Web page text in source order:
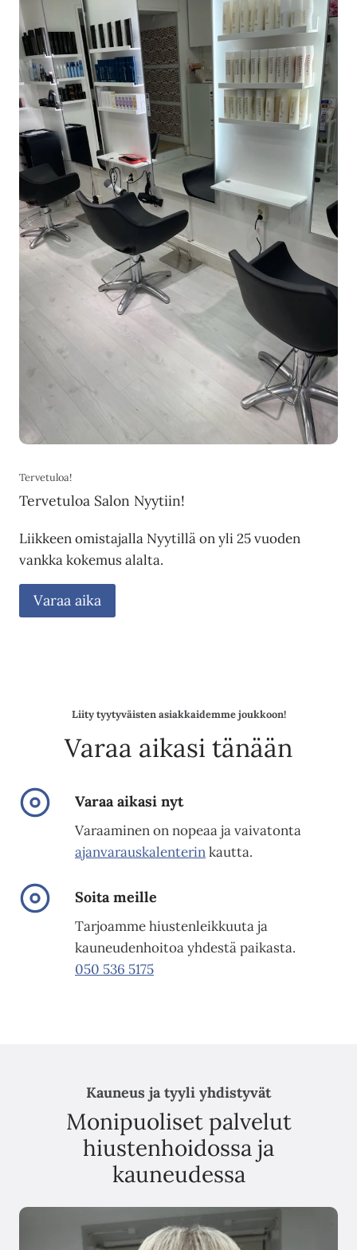
Tervetuloa!
Tervetuloa Salon Nyytiin!
Liikkeen omistajalla Nyytillä on yli 25 vuoden
vankka kokemus alalta.
Varaa aika
Liity tyytyväisten asiakkaidemme joukkoon!
Varaa aikasi tänään
Varaa aikasi nyt
Varaaminen on nopeaa ja vaivatonta
ajanvarauskalenterinkautta.
Soita meille
Tarjoamme hiustenleikkuuta ja
kauneudenhoitoa yhdestä paikasta.
050 536 5175
Kauneus ja tyyli yhdistyvät
Monipuoliset palvelut
hiustenhoidossa ja
kauneudessa